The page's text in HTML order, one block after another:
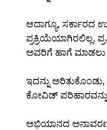
ಆದಾಗ್ಯೂ, ಸರ್ಕಾರದ
ಪ್ರಕ್ರಿಯೆಯಾಗಿರಲಿಲ್ಲ.
ಅವರಿಗೆ ಹಾಗೆ ಮಾಡಲು
ಇದನ್ನು
ಕೋವಿಡ್
ಅಭಿಯಾನದ